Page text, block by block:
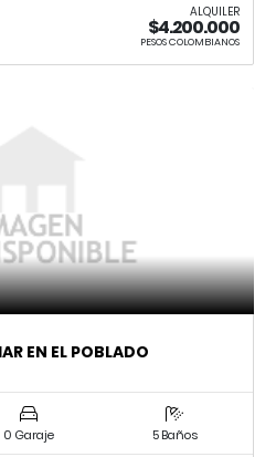
ALQUILER
$4.200.000
PESOS COLOMBIANOS
EN EL POBLADO
0 Garaje 5 Baños